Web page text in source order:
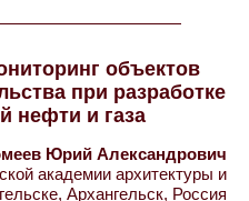
объектов
при разработке
нефти и газа
Юрий Александрович
академии архитектуры и
Архангельск, Россия